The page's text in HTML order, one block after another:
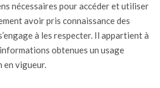
nécessaires pour accéder et utiliser
avoir pris connaissance des
à les respecter. Il appartient à
obtenues un usage
en vigueur.